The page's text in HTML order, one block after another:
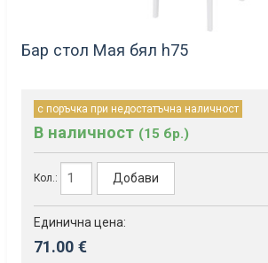
Бар стол Мая бял h75
с поръчка при недостатъчна наличност
В наличност (15 бр.)
Кол.: Добави
Единична цена:
71.00 €